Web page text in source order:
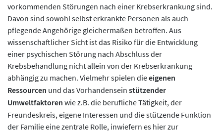
vorkommenden Störungen nach einer Krebserkrankung sind.
Davon sind sowohl selbst erkrankte Personen als auch
pflegende Angehörige gleichermaßen betroffen. Aus
wissenschaftlicher Sicht ist das Risiko für die Entwicklung
einer psychischen Störung nach Abschluss der
Krebsbehandlung nicht allein von der Krebserkrankung
abhängig zu machen. Vielmehr spielen dieeigenen
Ressourcen und das Vorhandensein stützender
Umweltfaktoren wie z.B. die berufliche Tätigkeit, der
Freundeskreis, eigene Interessen und die stützende Funktion
der Familie eine zentrale Rolle, inwiefern es hier zur